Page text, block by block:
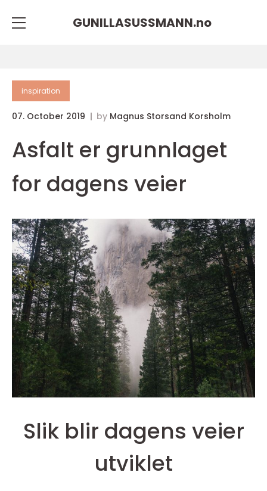
GUNILLASUSSMANN.no
inspiration
07. October 2019 by Magnus Storsand Korsholm
Asfalt er grunnlaget
for dagens veier
Slik blir dagens veier
utviklet